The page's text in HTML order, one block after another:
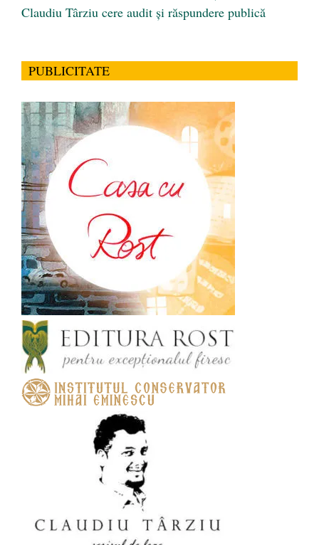
Claudiu Târziu cere audit și răspundere publică
PUBLICITATE